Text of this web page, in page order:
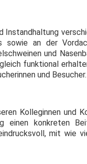
Instandhaltung
an der
und
funktional
und Besucher.
Kolleginnen und
einen konkreten
mit